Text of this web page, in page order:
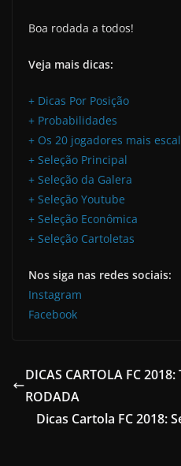
Boa rodada a todos!
Veja mais dicas:
+ Dicas Por Posição
+ Probabilidades
+ Os 20 jogadores mais
+ Seleção Principal
+ Seleção da Galera
+ Seleção Youtube
+ Seleção Econômica
+ Seleção Cartoletas
Nos siga nas redes sociais:
Instagram
Facebook
DICAS CARTOLA FC
RODADA
Dicas Cartola FC 2018: